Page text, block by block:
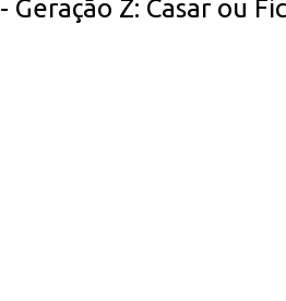
Geração Z: Casar ou